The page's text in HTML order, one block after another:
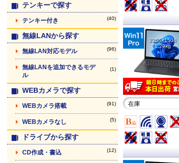
テンキーで探す
テンキー付き (40)
無線LANから探す
無線LAN対応モデル (96)
無線LANを追加できるモデ
ル
(1)
WEBカメラで探す
WEBカメラ搭載 (91)
WEBカメラなし (5)
ドライブから探す
CD作成・書込 (12)
2256×1504
1.29kg
在庫